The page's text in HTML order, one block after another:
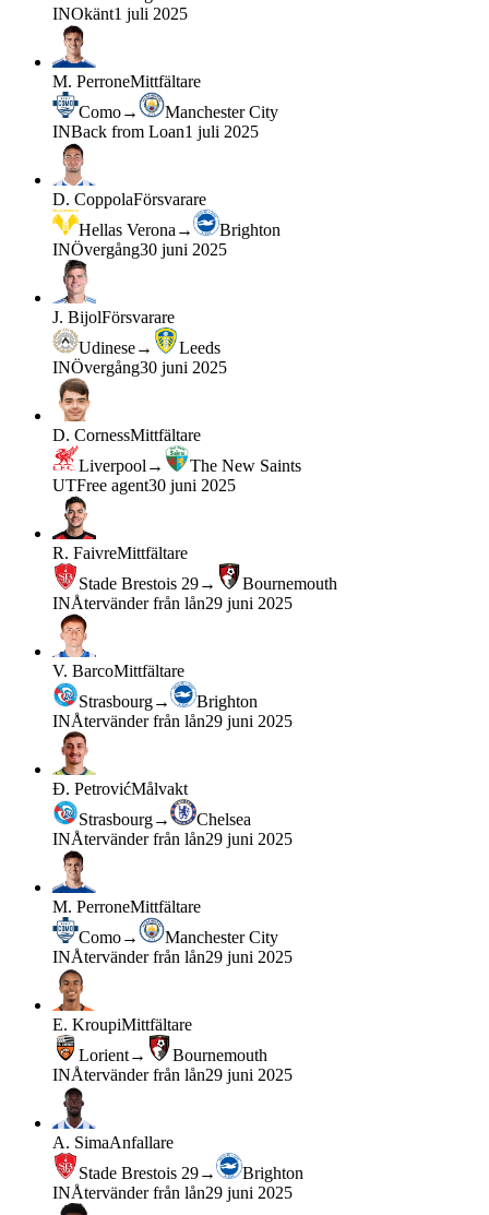
INOkänt1 juli 2025
M. PerroneMittfältare
Como→
Manchester City
INBack from Loan1 juli 2025
D. CoppolaFörsvarare
Hellas Verona →
Brighton
INÖvergång30 juni 2025
J. BijolFörsvarare
Udinese→
Leeds
INÖvergång30 juni 2025
D. CornessMittfältare
Liverpool →
The New Saints
UTFree agent30 juni 2025
R. FaivreMittfältare
Stade Brestois 29→
Bournemouth
INÅtervänder från lån29 juni 2025
V. BarcoMittfältare
Strasbourg→
Brighton
INÅtervänder från lån29 juni 2025
Đ. PetrovićMålvakt
Strasbourg→
Chelsea
INÅtervänder från lån29 juni 2025
M. PerroneMittfältare
Como→
Manchester City
INÅtervänder från lån29 juni 2025
E. KroupiMittfältare
Lorient→
Bournemouth
INÅtervänder från lån29 juni 2025
A. SimaAnfallare
Stade Brestois 29→
Brighton
INÅtervänder från lån29 juni 2025